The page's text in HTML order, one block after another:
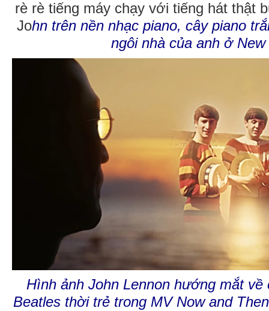
rè rè tiếng máy chạy với tiếng hát thật
John trên nền nhạc piano, cây piano
ngôi nhà của anh ở
Hình ảnh John Lennon hướng mắt về
Beatles thời trẻ trong MV Now and